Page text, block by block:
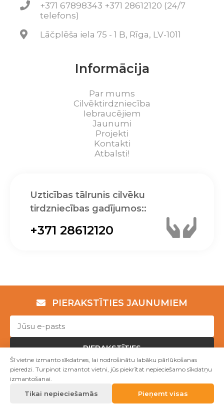
+371 67898343 +371 28612120 (24/7
telefons)
Lāčplēša iela 75 - 1 B, Rīga, LV-1011
Informācija
Par mums
Cilvēktirdzniecība
Iebraucējiem
Jaunumi
Projekti
Kontakti
Atbalsti!
Uzticības tālrunis cilvēku
tirdzniecības gadījumos::
+371 28612120
PIERAKSTĪTIES JAUNUMIEM
PIERAKSTĪTIES
Copyright © NVO "Patvērums "Drošā māja"" 2023
Mājas lapu izstrāde WEBstyle.lv
Šī vietne izmanto sīkdatnes, lai nodrošinātu labāku pārlūkošanas
pieredzi. Turpinot izmantot vietni, jūs piekrītat nepieciešamo sīkdatņu
izmantošanai.
Tikai nepieciešamās Pieņemt visas